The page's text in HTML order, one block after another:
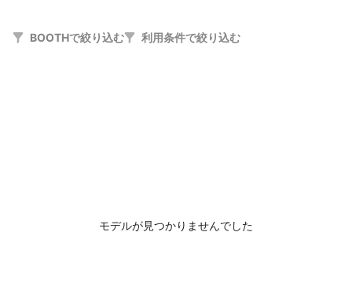
BOOTHで絞り込む 利用条件で絞り込む
モデルが見つかりませんでした